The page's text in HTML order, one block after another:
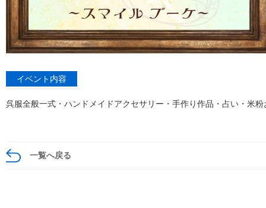
イベント内容
呉服全般一式・ハンドメイドアクセサリー・手作り作品・占い・米
一覧へ戻る